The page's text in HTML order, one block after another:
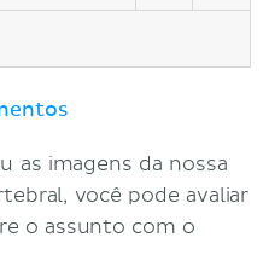
as imagens da nossa
você pode avaliar
o assunto com o